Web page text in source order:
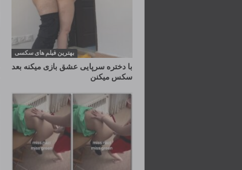
بهترین فیلم های سکسی
با دختره سرپایی عشق بازی میکنه بعد
سکس میکنن